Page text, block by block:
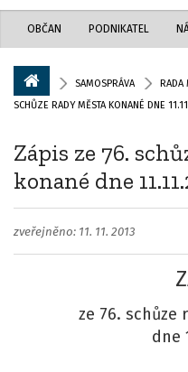
OBČAN PODNIKATEL
SAMOSPRÁVA RADA
SCHŮZE RADY MĚSTA KONANÉ DNE
Zápis ze 76.
konané dne
zveřejněno: 11. 11. 2013
ze 76. schůze
dne